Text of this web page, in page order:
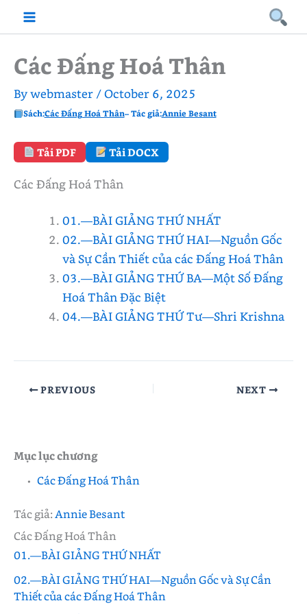
Các Đấng Hoá Thân
Bywebmaster /October 6, 2025
Sách:Các Đấng Hoá Thân– Tác giả:Annie Besant
Tải PDF Tải DOCX
Các Đấng Hoá Thân
01.—BÀI GIẢNG THỨ NHẤT
02.—BÀI GIẢNG THỨ HAI—Nguồn Gốc
và Sự Cần Thiết của các Đấng Hoá Thân
03.—BÀI GIẢNG THỨ BA—Một Số Đấng
Hoá Thân Đặc Biệt
04.—BÀI GIẢNG THỨ Tư—Shri Krishna
PREVIOUS NEXT
Mục lục chương
Các Đấng Hoá Thân
Tác giả: Annie Besant
Các Đấng Hoá Thân
01.—BÀI GIẢNG THỨ NHẤT
02.—BÀI GIẢNG THỨ HAI—Nguồn Gốc và Sự Cần
Thiết của các Đấng Hoá Thân